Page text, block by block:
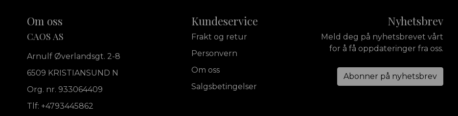
Om oss
CAOS AS
Arnulf Øverlandsgt. 2-8
6509 KRISTIANSUND N
Org. nr. 933064409
Tlf: +4793445862
Kundeservice
Frakt og retur
Personvern
Om oss
Salgsbetingelser
Nyhetsbrev
Meld deg på nyhetsbrevet vårt
for å få oppdateringer fra oss.
Abonner på nyhetsbrev